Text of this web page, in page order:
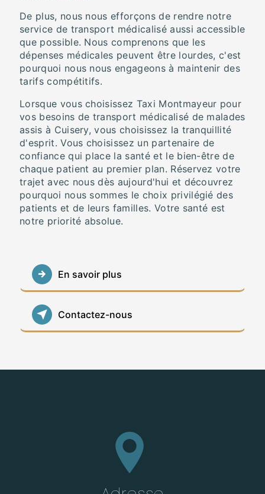
De plus, nous nous efforçons de rendre notre
service de transport médicalisé aussi accessible
que possible. Nous comprenons que les
dépenses médicales peuvent être lourdes, c'est
pourquoi nous nous engageons à maintenir des
tarifs compétitifs.
Lorsque vous choisissez Taxi Montmayeur pour
vos besoins de transport médicalisé de malades
assis à Cuisery, vous choisissez la tranquillité
d'esprit. Vous choisissez un partenaire de
confiance qui place la santé et le bien-être de
chaque patient au premier plan. Réservez votre
trajet avec nous dès aujourd'hui et découvrez
pourquoi nous sommes le choix privilégié des
patients et de leurs familles. Votre santé est
notre priorité absolue.
En savoir plus
Contactez-nous